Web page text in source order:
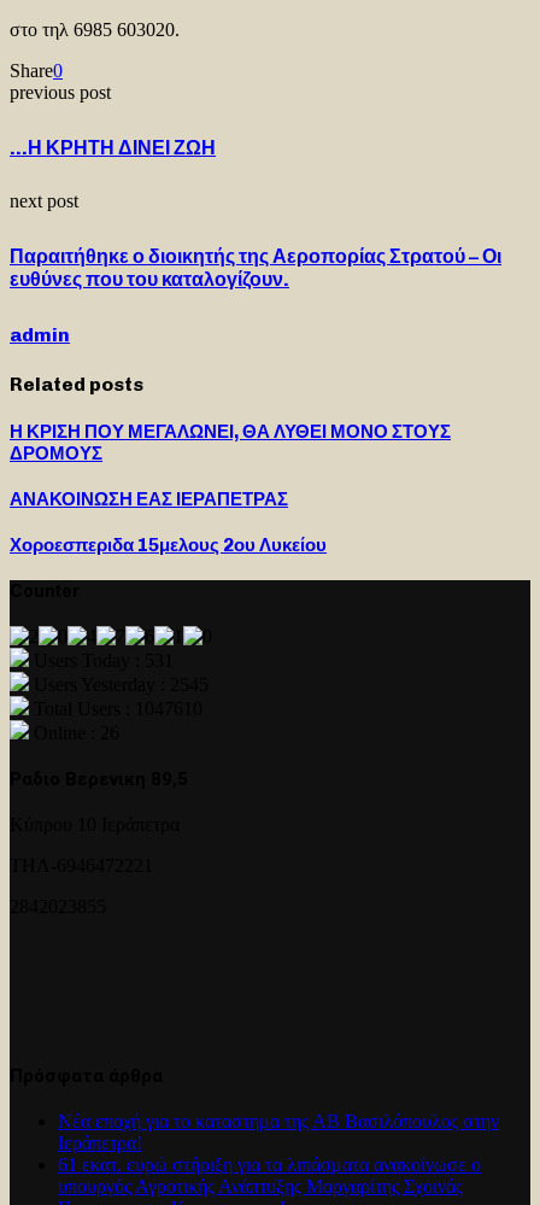
στο τηλ 6985 603020.
Share0
previous post
…Η ΚΡΗΤΗ ΔΙΝΕΙ ΖΩΗ
next post
Παραιτήθηκε ο διοικητής της Αεροπορίας Στρατού – Οι
ευθύνες που του καταλογίζουν.
admin
Related posts
Η ΚΡΙΣΗ ΠΟΥ ΜΕΓΑΛΩΝΕΙ, ΘΑ ΛΥΘΕΙ ΜΟΝΟ ΣΤΟΥΣ
ΔΡΟΜΟΥΣ
ΑΝΑΚΟΙΝΩΣΗ ΕΑΣ ΙΕΡΑΠΕΤΡΑΣ
Χοροεσπεριδα 15μελους 2ου Λυκείου
Νέα εποχή για το καταστημα της ΑΒ Βασιλόπουλος στην
Ιεράπετρα!
61 εκατ. ευρώ στήριξη για τα λιπάσματα ανακοίνωσε ο
υπουργός Αγροτικής Ανάπτυξης Μαργαρίτης Σχοινάς